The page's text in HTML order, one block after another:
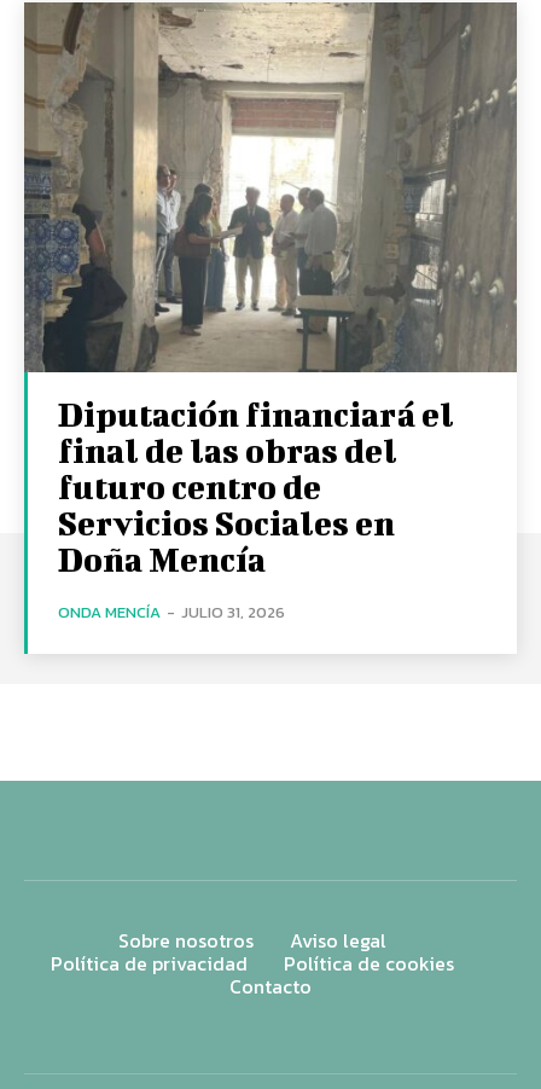
Diputación financiará el
final de las obras del
futuro centro de
Servicios Sociales en
Doña Mencía
ONDA MENCÍA - JULIO 31, 2026
Sobre nosotros Aviso legal
Política de privacidad Política de cookies
Contacto